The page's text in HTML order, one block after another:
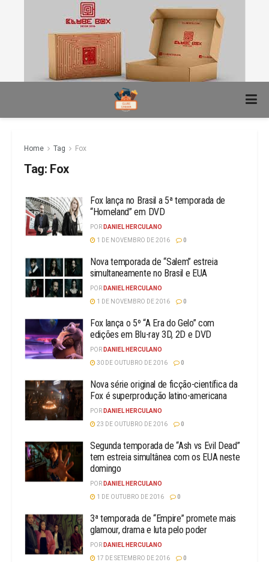
Home Tag Fox
Tag: Fox
Fox lança no Brasil a 5ª temporada de
“Homeland” em DVD
POR DANIEL HERCULANO
1 DE NOVEMBRO DE 2016
0
Nova temporada de “Salem” estreia
simultaneamente no Brasil e EUA
POR DANIEL HERCULANO
1 DE NOVEMBRO DE 2016
0
Fox lança o 5º “A Era do Gelo” com
edições em Blu-ray 3D, 2D e DVD
POR DANIEL HERCULANO
30 DE OUTUBRO DE 2016
0
Nova série original de ficção-científica da
Fox é superprodução latino-americana
POR DANIEL HERCULANO
23 DE OUTUBRO DE 2016
0
Segunda temporada de “Ash vs Evil Dead”
tem estreia simultânea com os EUA neste
domingo
POR DANIEL HERCULANO
1 DE OUTUBRO DE 2016
0
3ª temporada de “Empire” promete mais
glamour, drama e luta pelo poder
POR DANIEL HERCULANO
17 DE SETEMBRO DE 2016
0